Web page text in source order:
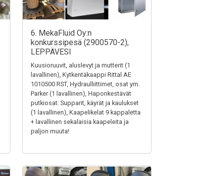
6. MekaFluid Oy:n
konkurssipesä (2900570-2),
LEPPÄVESI
Kuusioruuvit, aluslevyt ja mutterit (1
lavallinen), Kytkentäkaappi Rittal AE
1010500 RST, Hydraulliittimet, osat ym.
Parker (1 lavallinen), Haponkestävät
putkiosat: Supparit, käyrät ja kaulukset
(1 lavallinen), Kaapelikelat 9 kappaletta
+ lavallinen sekalaisia kaapeleita ja
paljon muuta!